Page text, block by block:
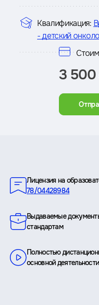
Квалификация:
- детский
3
Лицензия на
78/04428984
Выдаваемые
стандартам
Полностью
основной деятельности